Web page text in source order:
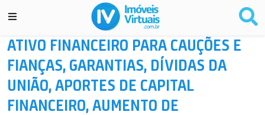
ATIVO FINANCEIRO PARA CAUÇÕES E
FIANÇAS, GARANTIAS, DÍVIDAS DA
UNIÃO, APORTES DE CAPITAL
FINANCEIRO, AUMENTO DE